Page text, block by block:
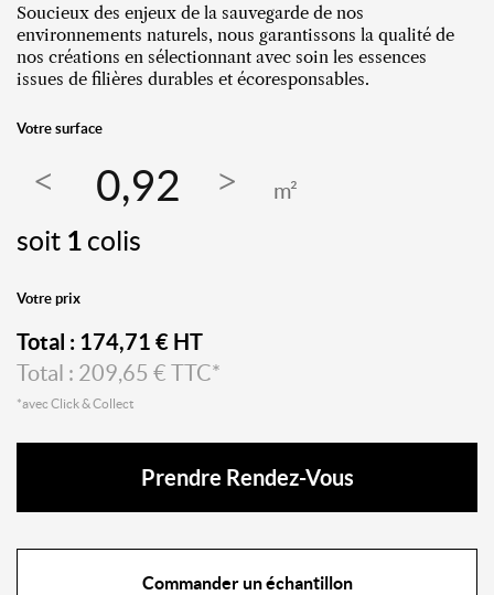
Soucieux des enjeux de la sauvegarde de nos
environnements naturels, nous garantissons la qualité de
nos créations en sélectionnant avec soin les essences
issues de filières durables et écoresponsables.
Votre surface
m²
soit 1 colis
Votre prix
Total : 174,71 € HT
Total : 209,65 € TTC*
*avec Click & Collect
Prendre Rendez-Vous
Commander un échantillon